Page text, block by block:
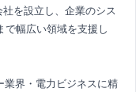
を設立し、企業のシス
で幅広い領域を支援し
界・電力ビジネスに精